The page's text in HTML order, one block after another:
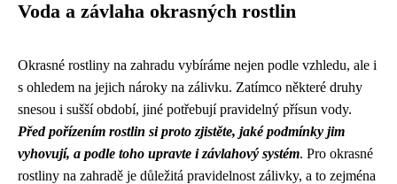
Voda a závlaha okrasných rostlin
Okrasné rostliny na zahradu vybíráme nejen podle vzhledu, ale i
s ohledem na jejich nároky na zálivku. Zatímco některé druhy
snesou i sušší období, jiné potřebují pravidelný přísun vody.
Před pořízením rostlin si proto zjistěte, jaké podmínky jim
vyhovují, a podle toho upravte i závlahový systém. Pro okrasné
rostliny na zahradě je důležitá pravidelnost zálivky, a to zejména